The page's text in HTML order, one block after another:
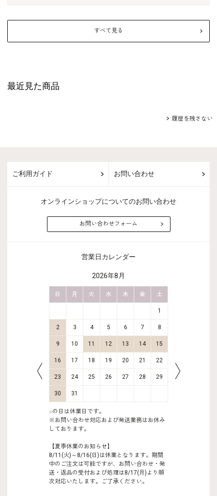
すべて見る
最近見た商品
履歴を残さない
ご利用ガイド お問い合わせ
オンラインショップについてのお問い合わせ
お問い合わせフォーム
営業日カレンダー
2026年8月
日 月 火 水 木 金 土
1
2 3 4 5 6 7 8
9 10 11 12 13 14 15
16 17 18 19 20 21 22
23 24 25 26 27 28 29
30 31
■の日は休業日です。
※お問い合わせ対応および発送業務はお休み
しております。
【夏季休業のお知らせ】
8/11(火)～8/16(日)は休業となります。期間
中のご注文は可能ですが、お問い合わせ・発
送・返品の受付および処理は8/17(月)より順
次対応いたします。ご了承ください。